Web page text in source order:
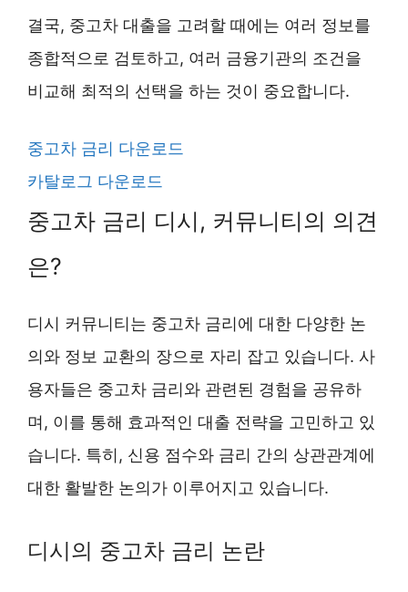
결국, 중고차 대출을 고려할 때에는 여러 정보를
종합적으로 검토하고, 여러 금융기관의 조건을
비교해 최적의 선택을 하는 것이 중요합니다.
중고차 금리 다운로드
카탈로그 다운로드
중고차 금리 디시, 커뮤니티의 의견
은?
디시 커뮤니티는 중고차 금리에 대한 다양한 논
의와 정보 교환의 장으로 자리 잡고 있습니다. 사
용자들은 중고차 금리와 관련된 경험을 공유하
며, 이를 통해 효과적인 대출 전략을 고민하고 있
습니다. 특히, 신용 점수와 금리 간의 상관관계에
대한 활발한 논의가 이루어지고 있습니다.
디시의 중고차 금리 논란